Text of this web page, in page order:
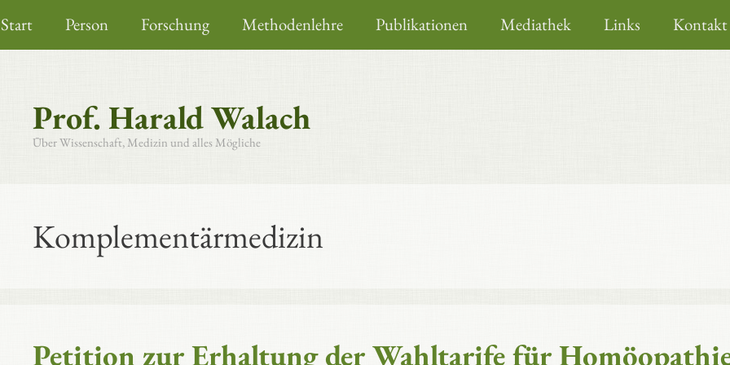
Inhalt
springen
Start Person Forschung Methodenlehre Publikationen Mediathek Links Kontakt
Prof. Harald Walach
Über Wissenschaft, Medizin und alles Mögliche
Komplementärmedizin
Petition zur Erhaltung der Wahltarife für